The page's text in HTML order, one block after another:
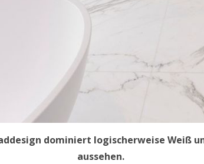
dominiert logischerweise Weiß
aussehen.